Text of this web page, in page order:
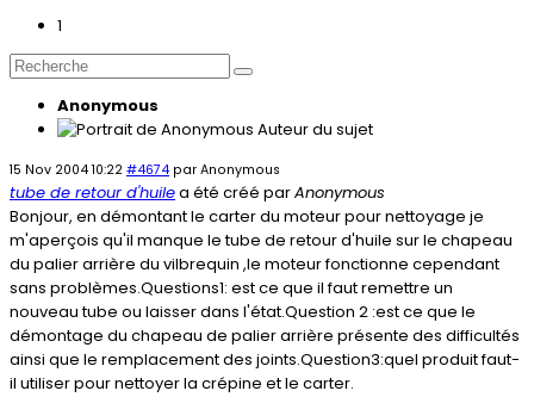
1
Anonymous
Auteur du sujet
15 Nov 2004 10:22 #4674 par Anonymous
tube de retour d'huilea été créé parAnonymous
Bonjour, en démontant le carter du moteur pour nettoyage je
m'aperçois qu'il manque le tube de retour d'huile sur le chapeau
du palier arrière du vilbrequin ,le moteur fonctionne cependant
sans problèmes.Questions1: est ce que il faut remettre un
nouveau tube ou laisser dans l'état.Question 2 :est ce que le
démontage du chapeau de palier arrière présente des difficultés
ainsi que le remplacement des joints.Question3:quel produit faut-
il utiliser pour nettoyer la crépine et le carter.